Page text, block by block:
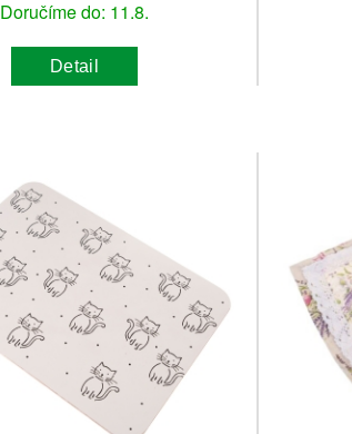
Doručíme do: 11.8.
Detail